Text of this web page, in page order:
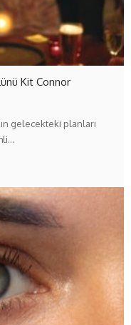
Kit Connor
gelecekteki planları